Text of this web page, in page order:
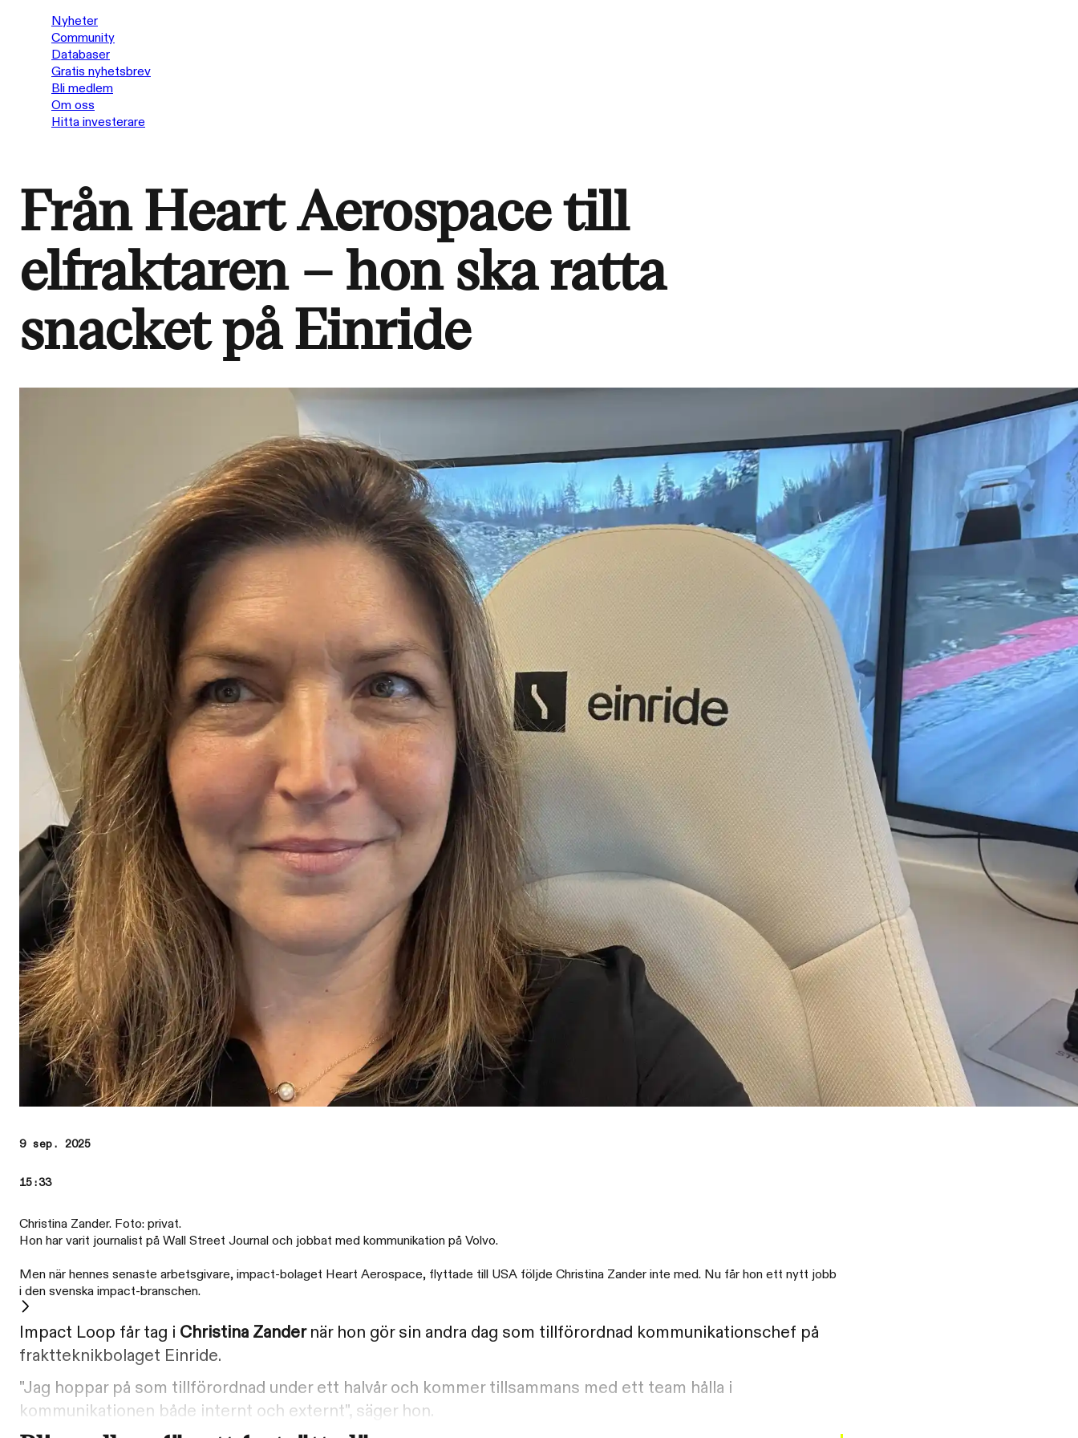
Nyheter
Community
Databaser
Gratis nyhetsbrev
Bli medlem
Om oss
Hitta investerare
Från Heart Aerospace till
elfraktaren – hon ska ratta
snacket på Einride
9 sep. 2025
15:33
Christina Zander. Foto: privat.
Hon har varit journalist på Wall Street Journal och jobbat med kommunikation på Volvo.
Men när hennes senaste arbetsgivare, impact-bolaget Heart Aerospace, flyttade till USA följde Christina Zander inte med. Nu får hon ett nytt jobb
i den svenska impact-branschen.
Impact Loop får tag i Christina Zandernär hon gör sin andra dag som tillförordnad kommunikationschef på
fraktteknikbolaget Einride.
"Jag hoppar på som tillförordnad under ett halvår och kommer tillsammans med ett team hålla i
kommunikationen både internt och externt", säger hon.